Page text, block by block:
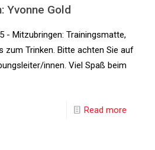
Yvonne Gold
- Mitzubringen: Trainingsmatte,
zum Trinken. Bitte achten Sie auf
innen. Viel Spaß beim
Read more